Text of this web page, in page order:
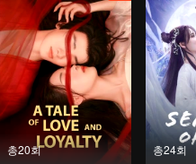
총20회 총24회